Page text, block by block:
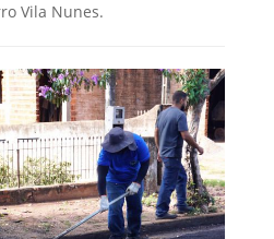
Vila Nunes.